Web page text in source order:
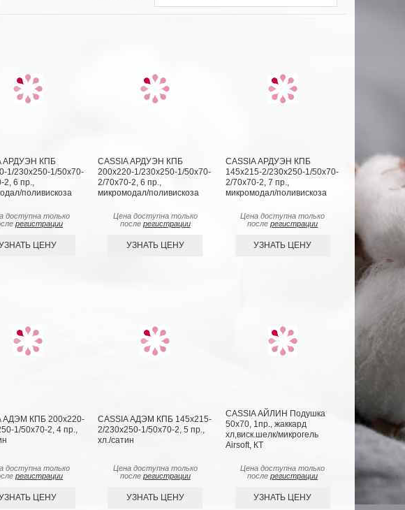
АРДУЭН КПБ
1/230х250-1/50х70-
2, 6 пр.,
поливискоза
доступна только
регистрации
ЦЕНУ
CASSIA АРДУЭН КПБ
200х220-1/230х250-1/50х70-
2/70х70-2, 6 пр.,
микромодал/поливискоза
Цена доступна только
после регистрации
УЗНАТЬ ЦЕНУ
CASSIA АРДУЭН КПБ
145х215-2/230х250-1/50х70-
2/70х70-2, 7 пр.,
микромодал/поливискоза
Цена доступна только
послерегистрации
УЗНАТЬ ЦЕНУ
АДЭМ КПБ 200х220-
1/50х70-2, 4 пр.,
доступна только
регистрации
ЦЕНУ
CASSIA АДЭМ КПБ 145х215-
2/230х250-1/50х70-2, 5 пр.,
хл./сатин
Цена доступна только
после регистрации
УЗНАТЬ ЦЕНУ
CASSIA АЙЛИН Подушка
50х70, 1пр., жаккард
хл,виск.шелк/микрогель
Airsoft, КТ
Цена доступна только
послерегистрации
УЗНАТЬ ЦЕНУ